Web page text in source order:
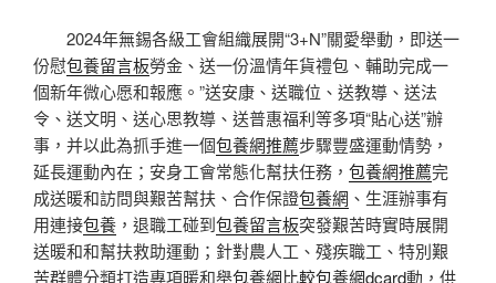
2024年無錫各級工會組織展開“3+N”關愛舉動，即送一
份慰包養留言板勞金、送一份溫情年貨禮包、輔助完成一
個新年微心愿和報應。”送安康、送職位、送教導、送法
令、送文明、送心思教導、送普惠福利等多項“貼心送”辦
事，并以此為抓手進一個包養網推薦步驟豐盛運動情勢，
延長運動內在；安身工會常態化幫扶任務， 包養網推薦完
成送暖和訪問與艱苦幫扶、合作保證包養網 、生涯辦事有
用連接包養 ，退職工碰到包養留言板突發艱苦時實時展開
送暖和和幫扶救助運動；針對農人工、殘疾職工、特別艱
苦群體分類打造專項暖和舉包養網比較包養網dcard動，供